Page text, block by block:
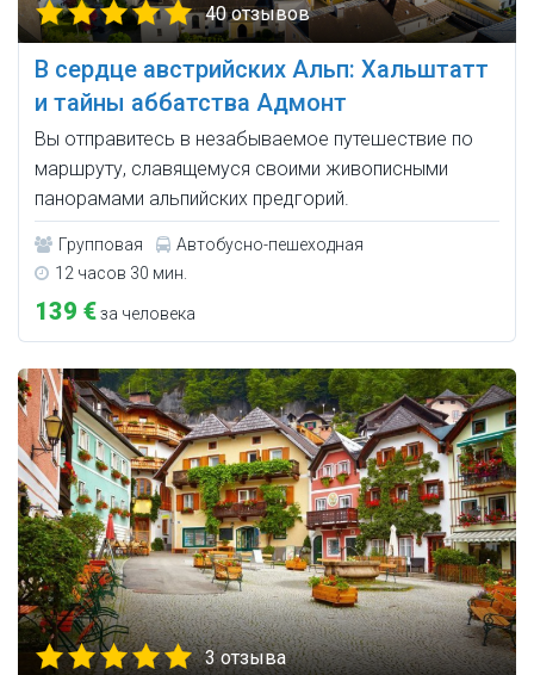
40 отзывов
В сердце австрийских Альп: Хальштатт
и тайны аббатства Адмонт
Вы отправитесь в незабываемое путешествие по
маршруту, славящемуся своими живописными
панорамами альпийских предгорий.
Групповая
Автобусно-пешеходная
12 часов 30 мин.
139 €за человека
3 отзыва